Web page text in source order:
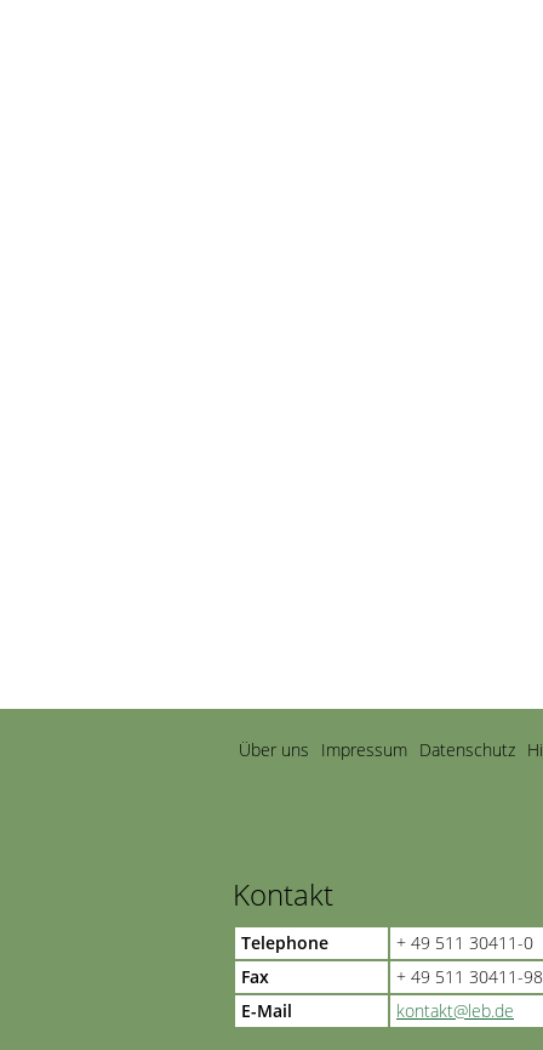
Navigation
überspringen
Über uns Impressum Datenschutz
Kontakt
Telephone
+ 49 511 30411-0
Fax
+ 49 511 30411-98
E-Mail
kontakt@leb.de